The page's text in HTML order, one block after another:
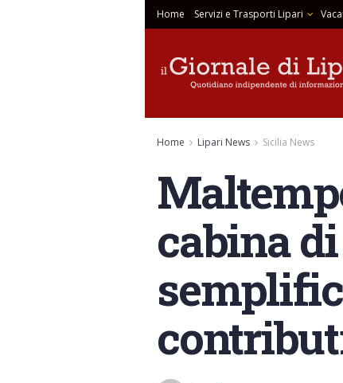
Home Servizi e Trasporti Lipari
Home Lipari News Sicilia News
cabina